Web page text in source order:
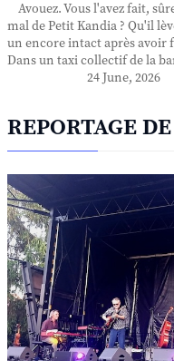
Avouez. Vous l'avez fait,
mal de Petit Kandia ? Qu'il
un encore intact après avoir
Dans un taxi collectif de la
24 June, 2026
REPORTAGE